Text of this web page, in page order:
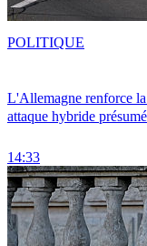
L'Allemagne renforce
attaque hybride
14:33
POLITIQUE